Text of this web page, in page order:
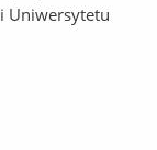
Uniwersytetu